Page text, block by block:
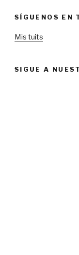
SÍGUENOS EN
Mis tuits
SIGUE A